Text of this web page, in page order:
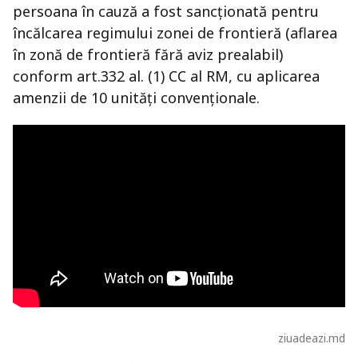
persoana în cauză a fost sancționată pentru
încălcarea regimului zonei de frontieră (aflarea
în zonă de frontieră fără aviz prealabil)
conform art.332 al. (1) CC al RM, cu aplicarea
amenzii de 10 unități convenționale.
ziuadeazi.md